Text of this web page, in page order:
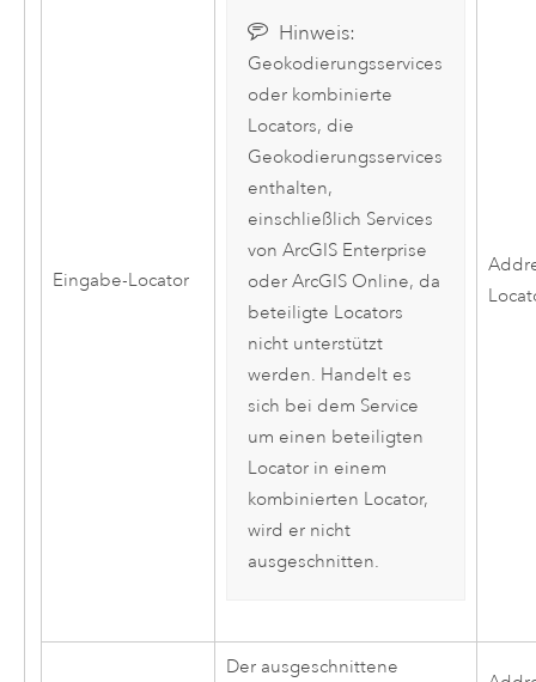
Eingabe-Locator
Hinweis:
Geokodierungsservices
oder kombinierte
Locators, die
Geokodierungsservices
enthalten,
einschließlich Services
vonArcGIS Enterprise
oderArcGIS Online, da
beteiligte Locators
nicht unterstützt
werden. Handelt es
sich bei dem Service
um einen beteiligten
Locator in einem
kombinierten Locator,
wird er nicht
ausgeschnitten.
Der ausgeschnittene